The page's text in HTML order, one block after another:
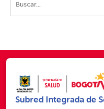
Subred Integrada de